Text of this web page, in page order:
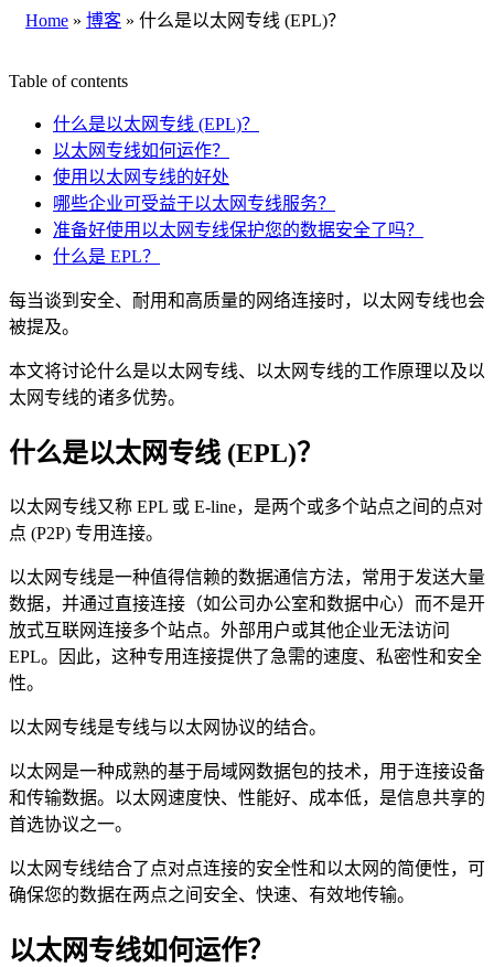
Home » 博客 » 什么是以太网专线 (EPL)？
Table of contents
什么是以太网专线 (EPL)？
以太网专线如何运作？
使用以太网专线的好处
哪些企业可受益于以太网专线服务？
准备好使用以太网专线保护您的数据安全了吗？
什么是 EPL？
每当谈到安全、耐用和高质量的网络连接时，以太网专线也会
被提及。
本文将讨论什么是以太网专线、以太网专线的工作原理以及以
太网专线的诸多优势。
什么是以太网专线 (EPL)？
以太网专线又称 EPL 或 E-line，是两个或多个站点之间的点对
点 (P2P) 专用连接。
以太网专线是一种值得信赖的数据通信方法，常用于发送大量
数据，并通过直接连接（如公司办公室和数据中心）而不是开
放式互联网连接多个站点。外部用户或其他企业无法访问
EPL。因此，这种专用连接提供了急需的速度、私密性和安全
性。
以太网专线是专线与以太网协议的结合。
以太网是一种成熟的基于局域网数据包的技术，用于连接设备
和传输数据。以太网速度快、性能好、成本低，是信息共享的
首选协议之一。
以太网专线结合了点对点连接的安全性和以太网的简便性，可
确保您的数据在两点之间安全、快速、有效地传输。
以太网专线如何运作？